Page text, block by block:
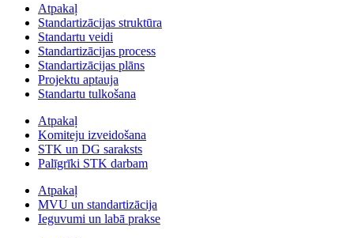
Atpakaļ
Standartizācijas struktūra
Standartu veidi
Standartizācijas process
Standartizācijas plāns
Projektu aptauja
Standartu tulkošana
Atpakaļ
Komiteju izveidošana
STK un DG saraksts
Palīgrīki STK darbam
Atpakaļ
MVU un standartizācija
Ieguvumi un labā prakse